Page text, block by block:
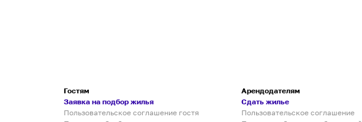
Гостям
Заявка на подбор жилья
Пользовательское соглашение гостя
Арендодателям
Сдать жилье
Пользовательское соглашение